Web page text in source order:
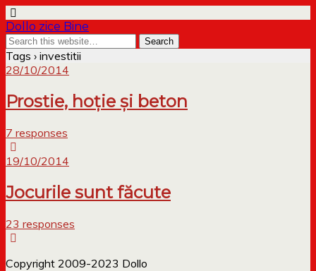
Dollo zice Bine
Tags › investitii
28/10/2014
Prostie, hoție și beton
7 responses
19/10/2014
Jocurile sunt făcute
23 responses
Copyright 2009-2023 Dollo